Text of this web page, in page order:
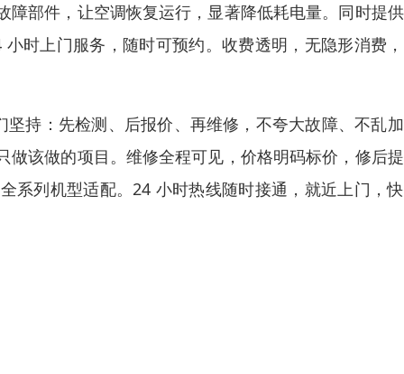
部件，让空调恢复运行，显著降低耗电量。同时提
时上门服务，随时可预约。收费透明，无隐形消费
持：先检测、后报价、再维修，不夸大故障、不乱
该做的项目。维修全程可见，价格明码标价，修后
系列机型适配。24 小时热线随时接通，就近上门，